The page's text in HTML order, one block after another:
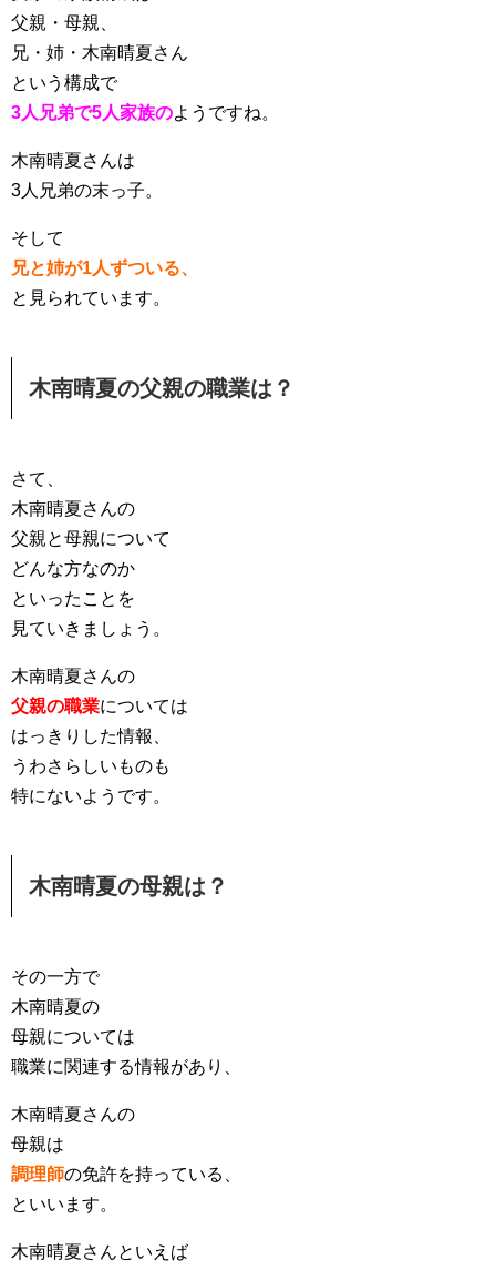
父親・母親、
兄・姉・木南晴夏さん
という構成で
3人兄弟で5人家族のようですね。
木南晴夏さんは
3人兄弟の末っ子。
そして
兄と姉が1人ずついる、
と見られています。
木南晴夏の父親の職業は？
さて、
木南晴夏さんの
父親と母親について
どんな方なのか
といったことを
見ていきましょう。
木南晴夏さんの
父親の職業については
はっきりした情報、
うわさらしいものも
特にないようです。
木南晴夏の母親は？
その一方で
木南晴夏の
母親については
職業に関連する情報があり、
木南晴夏さんの
母親は
調理師の免許を持っている、
といいます。
木南晴夏さんといえば